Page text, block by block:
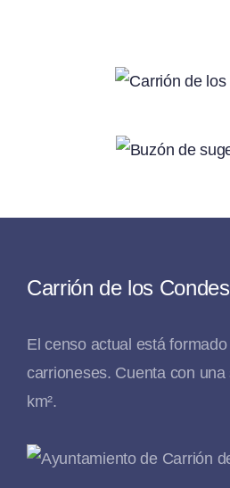
Carrión de los Condes
El censo actual está
carrioneses. Cuenta con
km².